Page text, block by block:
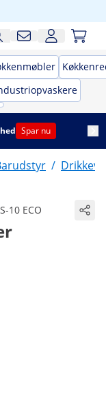
Spar nu
/
10 ECO